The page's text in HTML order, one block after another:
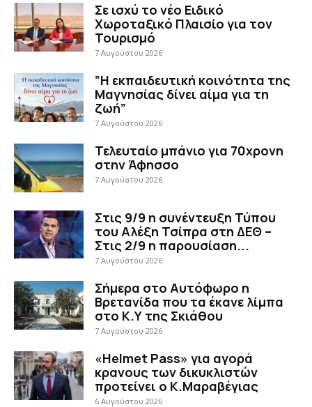
Σε ισχύ το νέο Ειδικό
Χωροταξικό Πλαισίο για τον
Τουρισμό
7 Αυγούστου 2026
”Η εκπαιδευτική κοινότητα της
Μαγνησίας δίνει αίμα για τη
ζωή”
7 Αυγούστου 2026
Τελευταίο μπάνιο για 70χρονη
στην Άφησσο
7 Αυγούστου 2026
Στις 9/9 η συνέντευξη Τύπου
του Αλέξη Τσίπρα στη ΔΕΘ –
Στις 2/9 η παρουσίαση...
7 Αυγούστου 2026
Σήμερα στο Αυτόφωρο η
Βρετανίδα που τα έκανε λίμπα
στο Κ.Υ της Σκιάθου
7 Αυγούστου 2026
«Helmet Pass» για αγορά
κρανους των δικυκλιστών
προτείνει ο Κ.Μαραβέγιας
6 Αυγούστου 2026